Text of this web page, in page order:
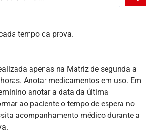
tempo da prova.
apenas na Matriz de segunda a
Anotar medicamentos em uso. Em
anotar a data da última
ao paciente o tempo de espera no
acompanhamento médico durante a